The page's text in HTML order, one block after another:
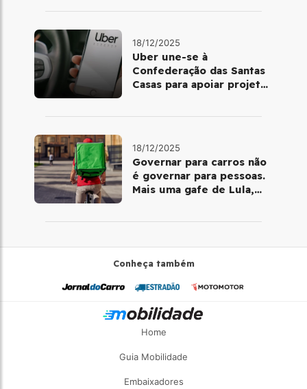
18/12/2025
Uber une-se à
Confederação das Santas
Casas para apoiar projetos
18/12/2025
Governar para carros não
é governar para pessoas.
Mais uma gafe de Lula,
Conheça também
Home
Guia Mobilidade
Embaixadores